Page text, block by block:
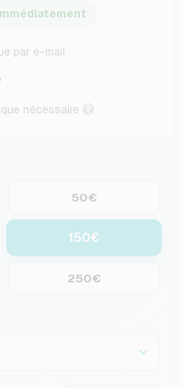
par e-mail
nécessaire
50€
150€
250€